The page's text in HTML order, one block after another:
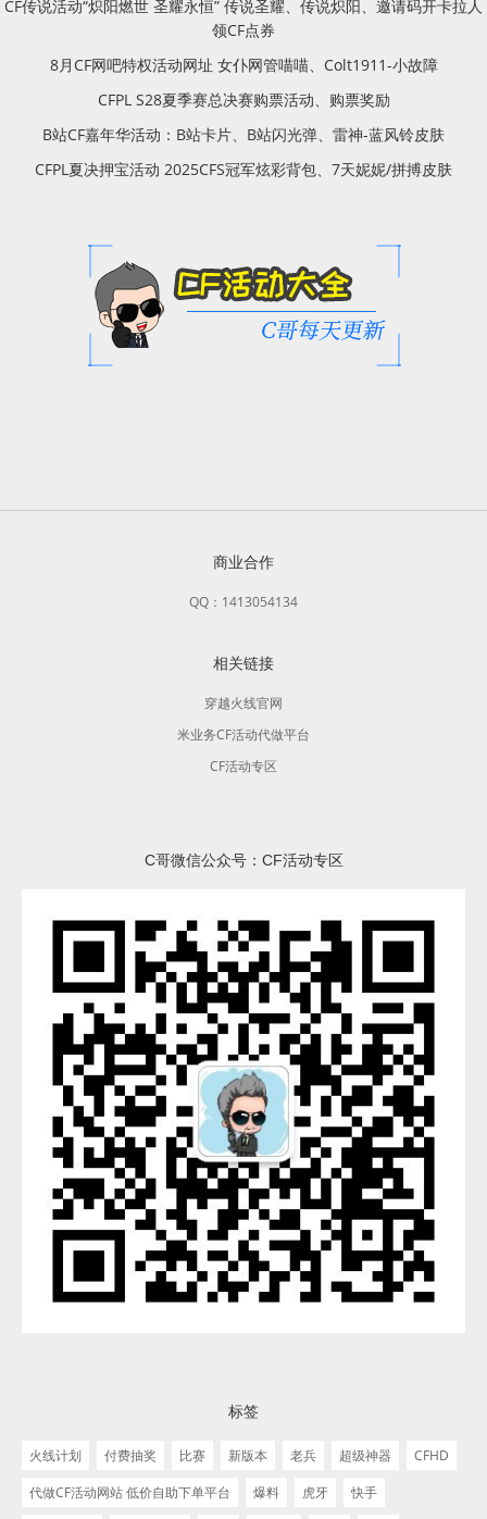
CF传说活动“炽阳燃世 圣耀永恒” 传说圣耀、传说炽阳、邀请码开卡拉人
领CF点券
8月CF网吧特权活动网址 女仆网管喵喵、Colt1911-小故障
CFPL S28夏季赛总决赛购票活动、购票奖励
B站CF嘉年华活动：B站卡片、B站闪光弹、雷神-蓝风铃皮肤
CFPL夏决押宝活动 2025CFS冠军炫彩背包、7天妮妮/拼搏皮肤
商业合作
QQ：1413054134
相关链接
穿越火线官网
米业务CF活动代做平台
CF活动专区
C哥微信公众号：CF活动专区
标签
火线计划 付费抽奖 比赛 新版本 老兵 超级神器
CFHD
代做CF活动网站 低价自助下单平台
爆料 虎牙 快手